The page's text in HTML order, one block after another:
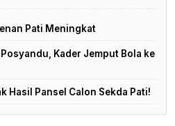
Pati Meningkat
Kader Jemput Bola ke
Hasil Pansel Calon Sekda Pati!